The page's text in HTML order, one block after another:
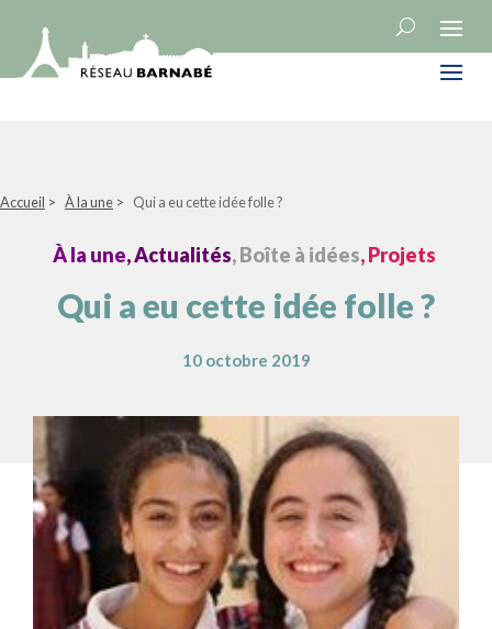
Accueil > À la une > Qui a eu cette idée folle ?
À la une, Actualités, Boîte à idées, Projets
Qui a eu cette idée folle ?
10 octobre 2019